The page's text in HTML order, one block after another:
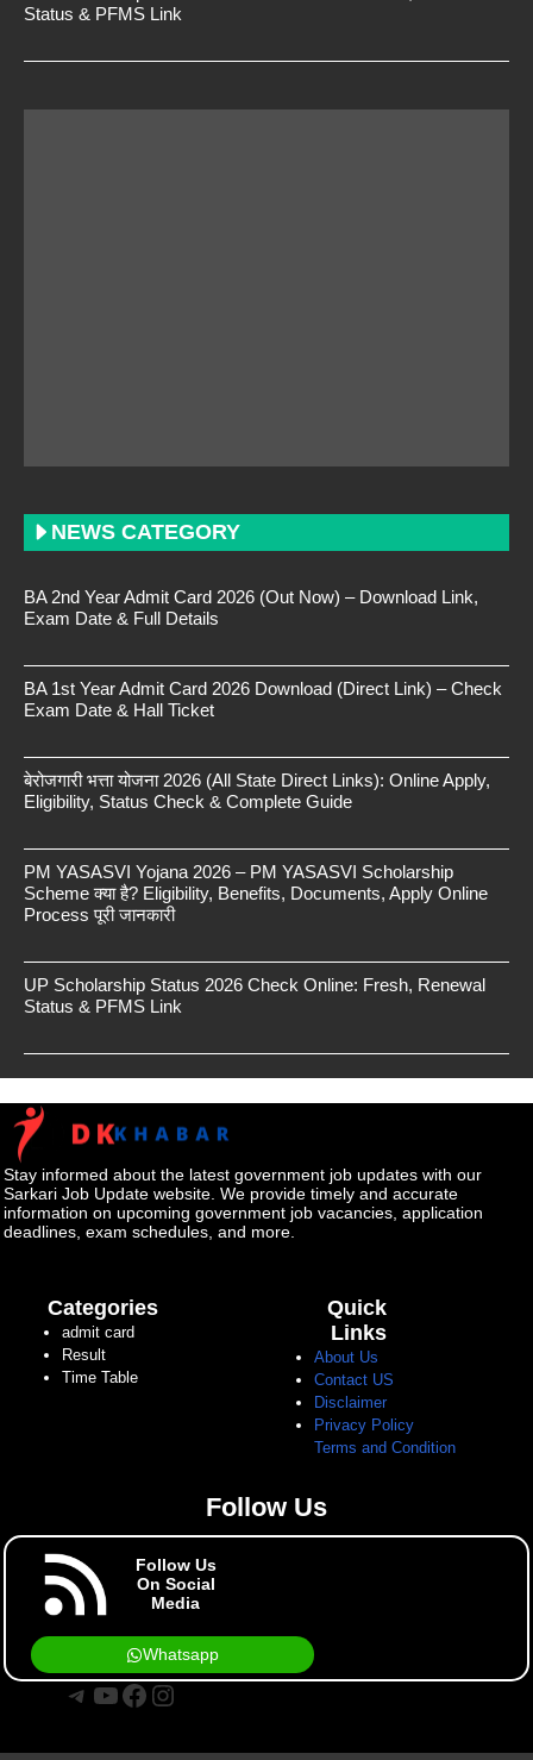
Status & PFMS Link
NEWS CATEGORY
BA 2nd Year Admit Card 2026 (Out Now) – Download Link,
Exam Date & Full Details
BA 1st Year Admit Card 2026 Download (Direct Link) – Check
Exam Date & Hall Ticket
बेरोजगारी भत्ता योजना 2026 (All State Direct Links): Online Apply,
Eligibility, Status Check & Complete Guide
PM YASASVI Yojana 2026 – PM YASASVI Scholarship
Scheme क्या है? Eligibility, Benefits, Documents, Apply Online
Process पूरी जानकारी
UP Scholarship Status 2026 Check Online: Fresh, Renewal
Status & PFMS Link
Stay informed about the latest government job updates with our
Sarkari Job Update website. We provide timely and accurate
information on upcoming government job vacancies, application
deadlines, exam schedules, and more.
Categories
admit card
Result
Time Table
Quick
Links
About Us
Contact US
Disclaimer
Privacy Policy
Terms and Condition
Follow Us
Follow Us
On Social
Media
Whatsapp
Telegram
YouTube
Facebook
Instagram